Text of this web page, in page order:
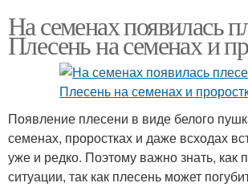
На семенах появилась
Плесень на семенах и
Появление плесени в виде белого
семенах, проростках и даже всходах
уже и редко. Поэтому важно знать, как
ситуации, так как плесень может